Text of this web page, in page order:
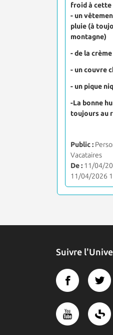
froid à cette
- un
pluie (à
montagne)
- de la
- un couvre
- un pique
-La bonne
toujours au
Public :
Vacataires
De : 11/04/
11/04/2026
Suivre